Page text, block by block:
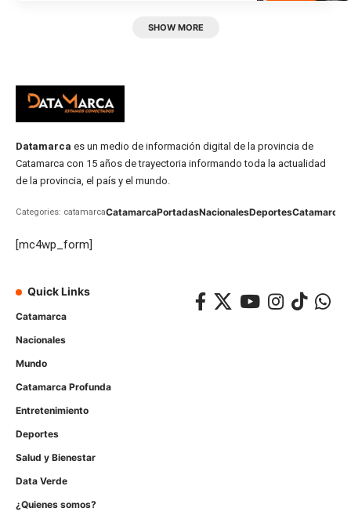
SHOW MORE
Datamarca es un medio de información digital de la provincia de
Catamarca con 15 años de trayectoria informando toda la actualidad
de la provincia, el país y el mundo.
Categories: catamarcaCatamarcaPortadasNacionalesDeportesCatamarca
[mc4wp_form]
Quick Links
Catamarca
Nacionales
Mundo
Catamarca Profunda
Entretenimiento
Deportes
Salud y Bienestar
Data Verde
¿Quienes somos?